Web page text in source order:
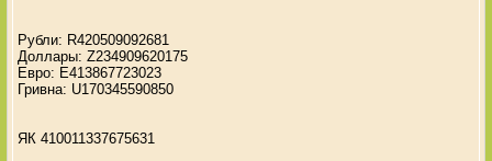
Рубли: R420509092681
Доллары: Z234909620175
Евро: E413867723023
Гривна: U170345590850
ЯК 410011337675631